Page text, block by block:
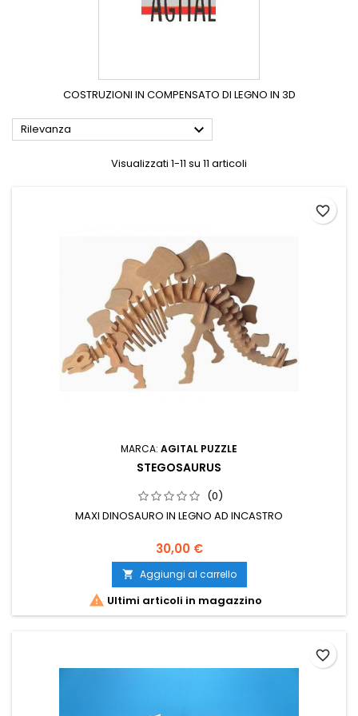
COSTRUZIONI IN COMPENSATO DI LEGNO IN 3D
Rilevanza 
Visualizzati 1-11 su 11 articoli
MARCA: AGITAL PUZZLE
STEGOSAURUS
(0)
MAXI DINOSAURO IN LEGNO AD INCASTRO
30,00 €
 Aggiungi al carrello
 Ultimi articoli in magazzino
favorite_border
favorite_border